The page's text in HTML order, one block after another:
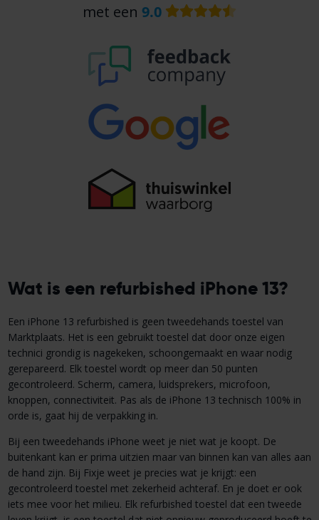
met een 9.0
Wat is een refurbished iPhone 13?
Een iPhone 13 refurbished is geen tweedehands toestel van
Marktplaats. Het is een gebruikt toestel dat door onze eigen
technici grondig is nagekeken, schoongemaakt en waar nodig
gerepareerd. Elk toestel wordt op meer dan 50 punten
gecontroleerd. Scherm, camera, luidsprekers, microfoon,
knoppen, connectiviteit. Pas als de iPhone 13 technisch 100% in
orde is, gaat hij de verpakking in.
Bij een tweedehands iPhone weet je niet wat je koopt. De
buitenkant kan er prima uitzien maar van binnen kan van alles aan
de hand zijn. Bij Fixje weet je precies wat je krijgt: een
gecontroleerd toestel met zekerheid achteraf. En je doet er ook
iets mee voor het milieu. Elk refurbished toestel dat een tweede